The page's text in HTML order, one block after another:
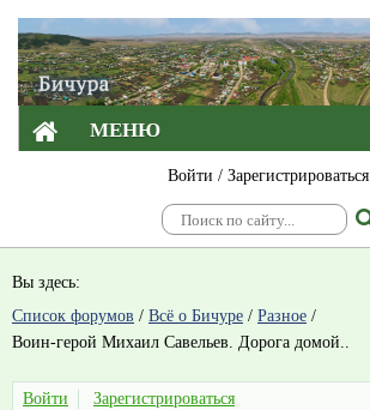
МЕНЮ
Войти / Зарегистрироваться
Вы здесь:
Список форумов / Всё о Бичуре / Разное /
Воин-герой Михаил Савельев. Дорога домой..
Войти Зарегистрироваться